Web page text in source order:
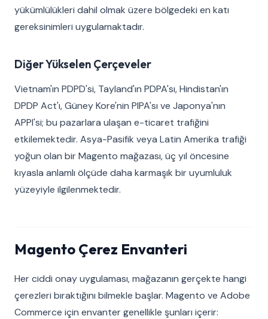
yükümlülükleri dahil olmak üzere bölgedeki en katı
gereksinimleri uygulamaktadır.
Diğer Yükselen Çerçeveler
Vietnam'ın PDPD'si, Tayland'ın PDPA'sı, Hindistan'ın
DPDP Act'ı, Güney Kore'nin PIPA'sı ve Japonya'nın
APPI'si; bu pazarlara ulaşan e-ticaret trafiğini
etkilemektedir. Asya-Pasifik veya Latin Amerika trafiği
yoğun olan bir Magento mağazası, üç yıl öncesine
kıyasla anlamlı ölçüde daha karmaşık bir uyumluluk
yüzeyiyle ilgilenmektedir.
Magento Çerez Envanteri
Her ciddi onay uygulaması, mağazanın gerçekte hangi
çerezleri bıraktığını bilmekle başlar. Magento ve Adobe
Commerce için envanter genellikle şunları içerir: